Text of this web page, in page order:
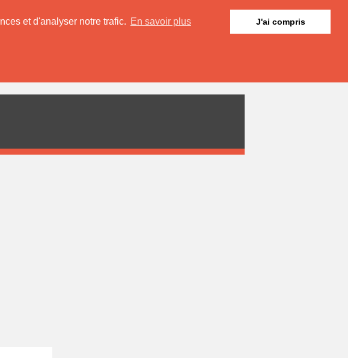
et d'analyser notre trafic. En savoir plus J'ai compris